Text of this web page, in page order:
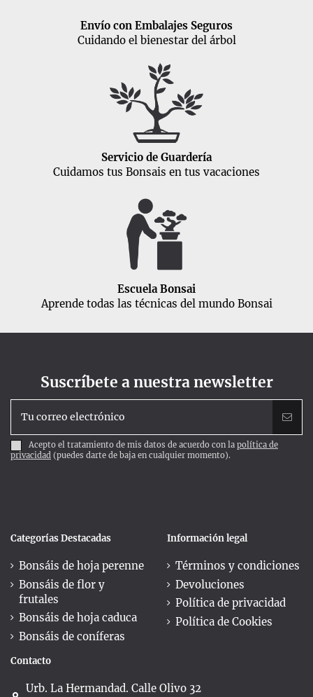
Envío con Embalajes Seguros
Cuidando el bienestar del árbol
Servicio de Guardería
Cuidamos tus Bonsais en tus vacaciones
Escuela Bonsai
Aprende todas las técnicas del mundo Bonsai
Suscríbete a nuestra newsletter
Acepto el tratamiento de mis datos de acuerdo con la política de
privacidad (puedes darte de baja en cualquier momento).
Categorías Destacadas
Bonsáis de hoja perenne
Bonsáis de flor y
frutales
Bonsáis de hoja caduca
Bonsáis de coníferas
Información legal
Términos y condiciones
Devoluciones
Política de privacidad
Política de Cookies
Contacto
Urb. La Hermandad. Calle Olivo 32